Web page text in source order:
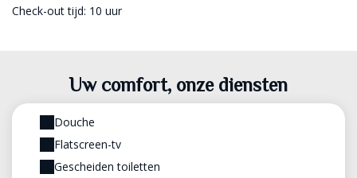
Check-out tijd: 10 uur
Uw comfort, onze diensten
Douche
Flatscreen-tv
Gescheiden toiletten